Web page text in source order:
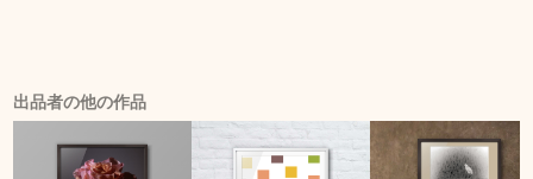
出品者の他の作品